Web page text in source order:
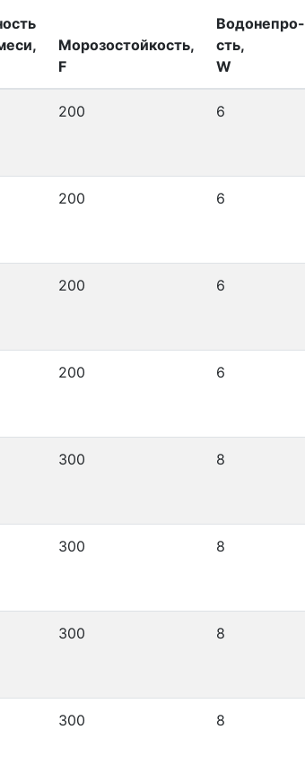
Морозостойкость,
F
Водонепро-
сть,
W
200 6
200 6
200 6
200 6
300 8
300 8
300 8
300 8